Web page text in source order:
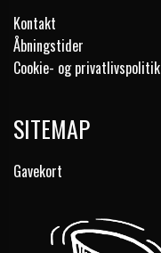
Kontakt
Åbningstider
Cookie- og privatlivspolitik
SITEMAP
Gavekort